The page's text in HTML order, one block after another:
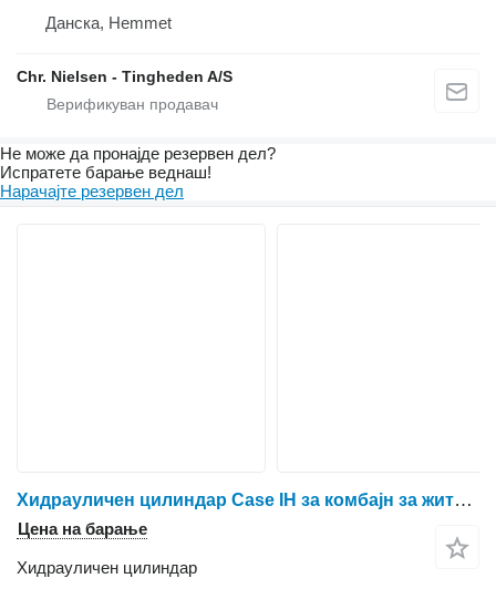
Данска, Hemmet
Chr. Nielsen - Tingheden A/S
Не може да пронајде резервен дел?
Испратете барање веднаш!
Нарачајте резервен дел
Хидрауличен цилиндар Case IH за комбајн за жито Case 9230
Цена на барање
Хидрауличен цилиндар